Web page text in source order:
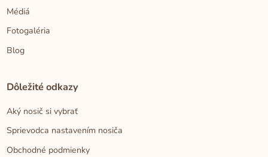
Médiá
Fotogaléria
Blog
Dôležité odkazy
Aký nosič si vybrať
Sprievodca nastavením nosiča
Obchodné podmienky